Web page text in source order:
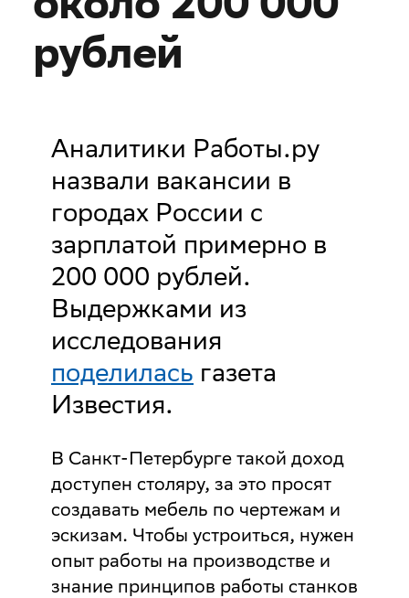
рублей
Аналитики Работы.ру
назвали вакансии в
городах России с
зарплатой примерно в
200 000 рублей.
Выдержками из
исследования
поделилась газета
Известия.
В Санкт-Петербурге такой доход
доступен столяру, за это просят
создавать мебель по чертежам и
эскизам. Чтобы устроиться, нужен
опыт работы на производстве и
знание принципов работы станков